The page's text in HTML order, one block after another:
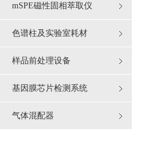
mSPE磁性固相萃取仪
色谱柱及实验室耗材
样品前处理设备
基因膜芯片检测系统
气体混配器